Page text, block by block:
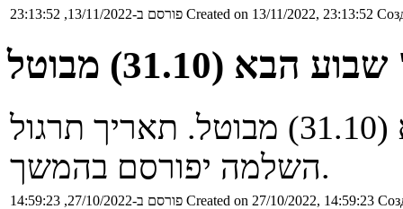
פורסם ב-13/11/2022, 23:13:52 Created on 13/11/2022, 23:13:52
(31.10) מבוטל
תרגול של שון ביום ב' שבוע הבא (31.10) מבוטל. תאריך תרגול
השלמה יפורסם בהמשך.
פורסם ב-27/10/2022, 14:59:23 Created on 27/10/2022, 14:59:23